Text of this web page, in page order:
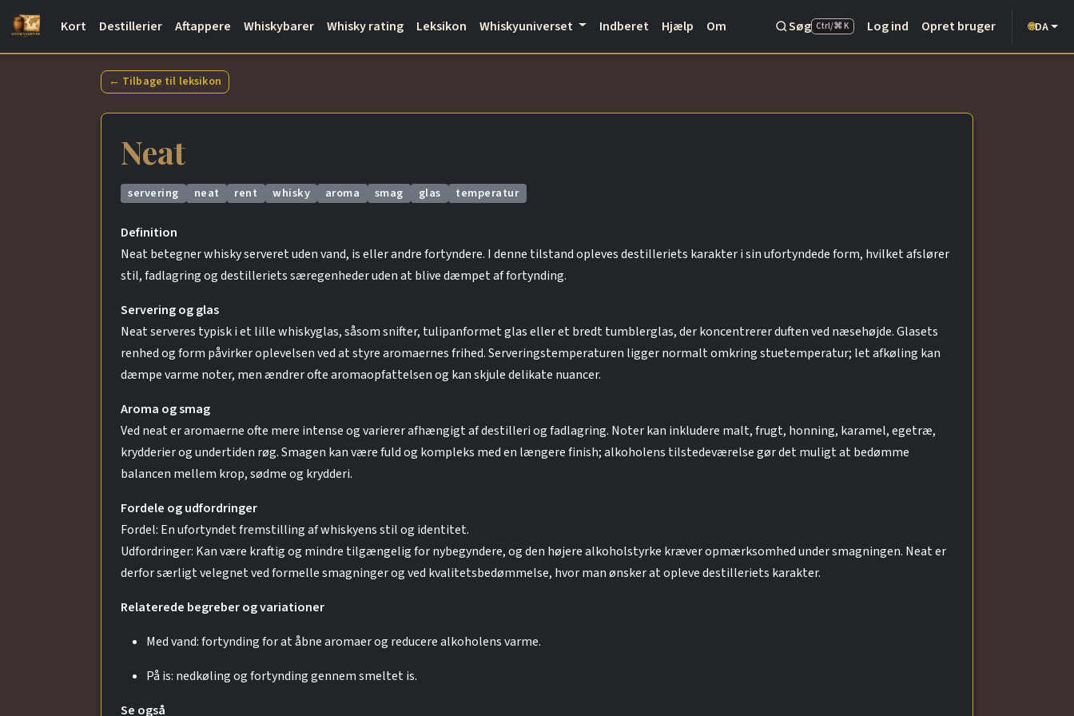
Kort Destillerier Aftappere Whiskybarer Whisky rating Leksikon Whiskyuniverset Indberet Hjælp Om Søg Ctrl/⌘ K Log ind Opret bruger 🌐DA
← Tilbage til leksikon
Neat
servering neat rent whisky aroma smag glas temperatur
Definition
Neat betegner whisky serveret uden vand, is eller andre fortyndere. I denne tilstand opleves destilleriets karakter i sin ufortyndede form, hvilket afslører
stil, fadlagring og destilleriets særegenheder uden at blive dæmpet af fortynding.
Servering og glas
Neat serveres typisk i et lille whiskyglas, såsom snifter, tulipanformet glas eller et bredt tumblerglas, der koncentrerer duften ved næsehøjde. Glasets
renhed og form påvirker oplevelsen ved at styre aromaernes frihed. Serveringstemperaturen ligger normalt omkring stuetemperatur; let afkøling kan
dæmpe varme noter, men ændrer ofte aromaopfattelsen og kan skjule delikate nuancer.
Aroma og smag
Ved neat er aromaerne ofte mere intense og varierer afhængigt af destilleri og fadlagring. Noter kan inkludere malt, frugt, honning, karamel, egetræ,
krydderier og undertiden røg. Smagen kan være fuld og kompleks med en længere finish; alkoholens tilstedeværelse gør det muligt at bedømme
balancen mellem krop, sødme og krydderi.
Fordele og udfordringer
Fordel: En ufortyndet fremstilling af whiskyens stil og identitet.
Udfordringer: Kan være kraftig og mindre tilgængelig for nybegyndere, og den højere alkoholstyrke kræver opmærksomhed under smagningen. Neat er
derfor særligt velegnet ved formelle smagninger og ved kvalitetsbedømmelse, hvor man ønsker at opleve destilleriets karakter.
Relaterede begreber og variationer
Med vand: fortynding for at åbne aromaer og reducere alkoholens varme.
På is: nedkøling og fortynding gennem smeltet is.
Se også